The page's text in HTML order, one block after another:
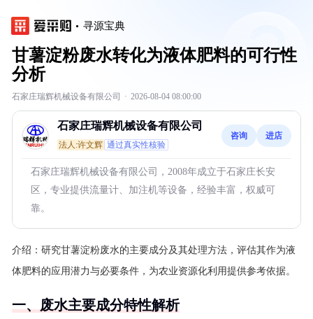
寻源宝典
甘薯淀粉废水转化为液体肥料的可行性
分析
石家庄瑞辉机械设备有限公司 · 2026-08-04 08:00:00
石家庄瑞辉机械设备有限公司
法人:许文辉 通过真实性核验
咨询 进店
石家庄瑞辉机械设备有限公司，2008年成立于石家庄长安
区，专业提供流量计、加注机等设备，经验丰富，权威可
靠。
介绍： 研究甘薯淀粉废水的主要成分及其处理方法，评估其作为液
体肥料的应用潜力与必要条件，为农业资源化利用提供参考依据。
一、废水主要成分特性解析